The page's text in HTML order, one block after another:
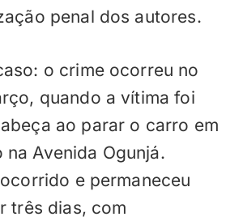
penal dos autores.
o crime ocorreu no
quando a vítima foi
ao parar o carro em
na Avenida Ogunjá.
e permaneceu
três dias, com